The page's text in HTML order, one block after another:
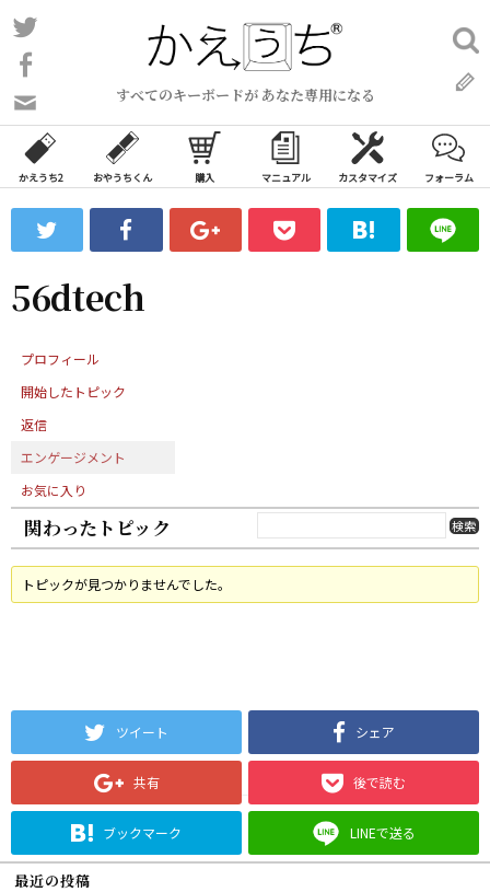
コ
ン
ン
ツ
ス
ッ
プ
すべてのキーボードが あなた専用になる
い
合
わ
フ
ォ
ム
検
索:
かえうち2 おやうちくん 購入 マニュアル カスタマイズ フォーラム
56dtech
プロフィール
開始したトピック
返信
エンゲージメント
お気に入り
関わったトピック
トピックが見つかりませんでした。
ツイート シェア
共有 後で読む
ブックマーク LINEで送る
最近の投稿